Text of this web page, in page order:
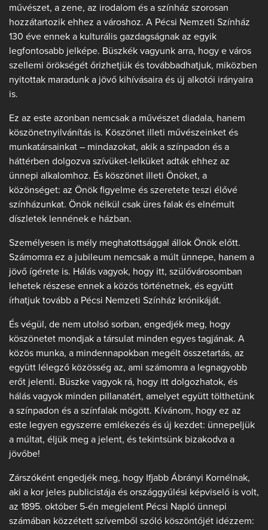
művészet, a zene, az irodalom és a színház szorosan
hozzátartozik ehhez a városhoz. A Pécsi Nemzeti Színház
130 éve ennek a kulturális gazdagságnak az egyik
legfontosabb jelképe. Büszkék vagyunk arra, hogy e város
szellemi örökségét őrizhetjük és továbbadhatjuk, miközben
nyitottak maradunk a jövő kihívásaira és új alkotói irányaira
is.
Ez az este azonban nemcsak a művészet diadala, hanem
köszönetnyilvánítás is. Köszönet illeti művészeinket és
munkatársainkat – mindazokat, akik a színpadon és a
háttérben dolgozva szívüket-lelküket adták ehhez az
ünnepi alkalomhoz. És köszönet illeti Önöket, a
közönséget: az Önök figyelme és szeretete teszi élővé
színházunkat. Önök nélkül csak üres falak és elnémult
díszletek lennének e házban.
Személyesen is mély meghatottsággal állok Önök előtt.
Számomra ez a jubileum nemcsak a múlt ünnepe, hanem a
jövő ígérete is. Hálás vagyok, hogy itt, szülővárosomban
lehetek részese ennek a közös történetnek, és együtt
írhatjuk tovább a Pécsi Nemzeti Színház krónikáját.
És végül, de nem utolsó sorban, engedjék meg, hogy
köszönetet mondjak a társulat minden egyes tagjának. A
közös munka, a mindennapokban megélt összetartás, az
együtt lélegző közösség az, ami számomra a legnagyobb
erőt jelenti. Büszke vagyok rá, hogy itt dolgozhatok, és
hálás vagyok minden pillanatért, amelyet együtt tölthetünk
a színpadon és a színfalak mögött. Kívánom, hogy ez az
este legyen egyszerre emlékezés és új kezdet: ünnepeljük
a múltat, éljük meg a jelent, és tekintsünk bizakodva a
jövőbe!
Zárszóként engedjék meg, hogy Ifjabb Ábrányi Kornélnak,
aki a kor jeles publicistája és országgyűlési képviselő is volt,
az 1895. október 5-én megjelent Pécsi Napló ünnepi
számában közzétett szívemből szóló köszöntőjét idézzem: